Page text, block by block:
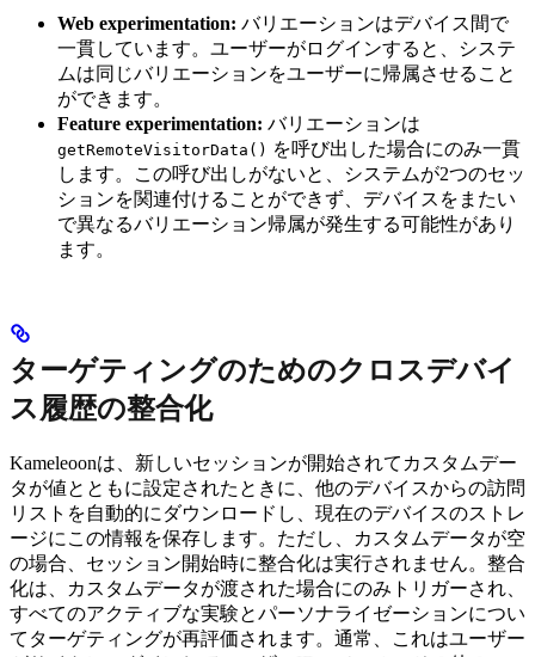
Web experimentation: バリエーションはデバイス間で
一貫しています。ユーザーがログインすると、システ
ムは同じバリエーションをユーザーに帰属させること
ができます。
Feature experimentation: バリエーションは
getRemoteVisitorData() を呼び出した場合にのみ一貫
します。この呼び出しがないと、システムが2つのセッ
ションを関連付けることができず、デバイスをまたい
で異なるバリエーション帰属が発生する可能性があり
ます。
ターゲティングのためのクロスデバイ
ス履歴の整合化
Kameleoonは、新しいセッションが開始されてカスタムデー
タが値とともに設定されたときに、他のデバイスからの訪問
リストを自動的にダウンロードし、現在のデバイスのストレ
ージにこの情報を保存します。ただし、カスタムデータが空
の場合、セッション開始時に整合化は実行されません。整合
化は、カスタムデータが渡された場合にのみトリガーされ、
すべてのアクティブな実験とパーソナライゼーションについ
てターゲティングが再評価されます。通常、これはユーザー